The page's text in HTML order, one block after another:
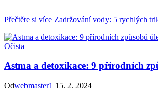
Přečtěte si více Zadržování vody: 5 rychlých
Očista
Astma a detoxikace: 9 přírodních
Odwebmaster1 15. 2. 2024